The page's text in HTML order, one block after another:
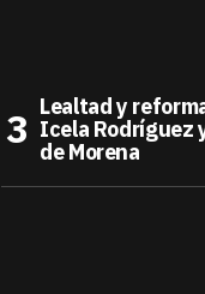
Lealtad y
Icela Rodríguez
de Morena